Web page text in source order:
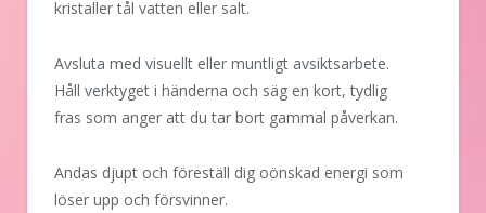
kristaller tål vatten eller salt.
Avsluta med visuellt eller muntligt avsiktsarbete.
Håll verktyget i händerna och säg en kort, tydlig
fras som anger att du tar bort gammal påverkan.
Andas djupt och föreställ dig oönskad energi som
löser upp och försvinner.